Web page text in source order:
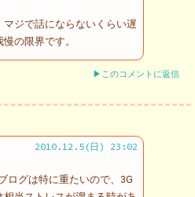
マジで話にならないくらい遅
の限界です。
▶このコメントに返信
2010.12.5(日) 23:02
ログは特に重たいので、3G